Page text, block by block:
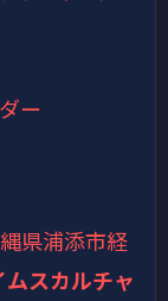
ー
県浦添市経
ムスカルチャ